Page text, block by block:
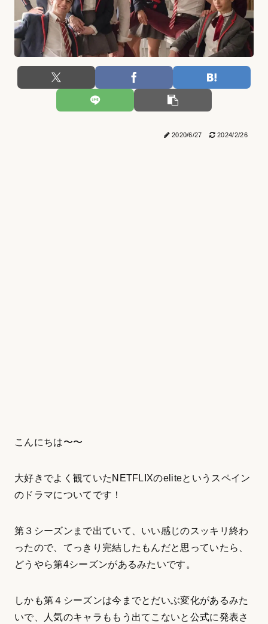
2020/6/27 2024/2/26
こんにちは〜〜
大好きでよく観ていたNETFLIXのeliteというスペイン
のドラマについてです！
第３シーズンまで出ていて、いい感じのスッキリ終わ
ったので、てっきり完結したもんだと思っていたら、
どうやら第4シーズンがあるみたいです。
しかも第４シーズンは今までとだいぶ変化があるみた
いで、人気のキャラももう出てこないと公式に発表さ